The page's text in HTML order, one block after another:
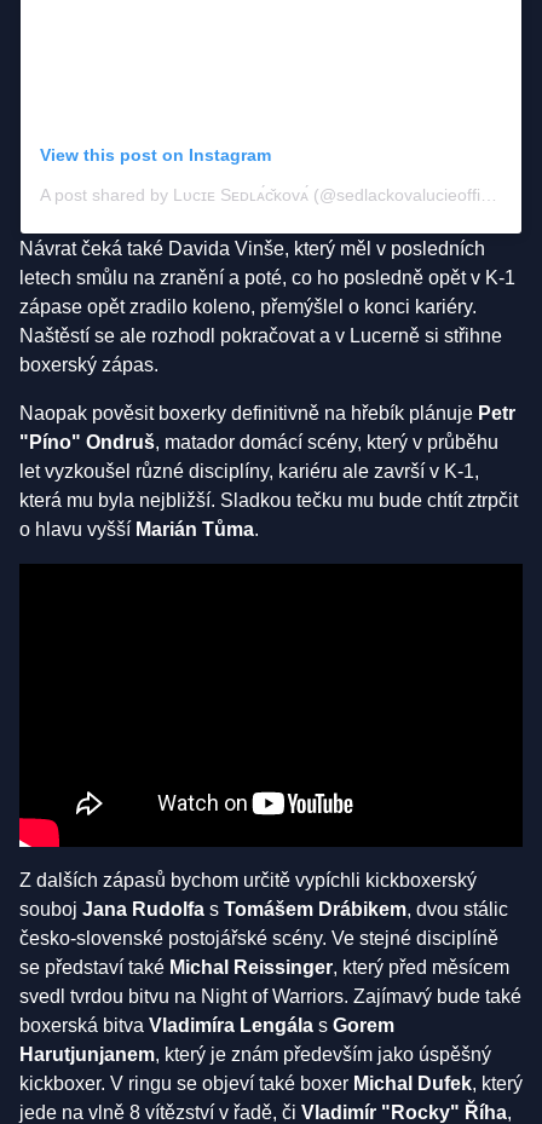
View this post on Instagram
Návrat čeká také Davida Vinše, který měl v posledních
letech smůlu na zranění a poté, co ho posledně opět v K-1
zápase opět zradilo koleno, přemýšlel o konci kariéry.
Naštěstí se ale rozhodl pokračovat a v Lucerně si střihne
boxerský zápas.
Naopak pověsit boxerky definitivně na hřebík plánuje Petr
"Píno" Ondruš, matador domácí scény, který v průběhu
let vyzkoušel různé disciplíny, kariéru ale završí v K-1,
která mu byla nejbližší. Sladkou tečku mu bude chtít ztrpčit
o hlavu vyšší Marián Tůma.
Z dalších zápasů bychom určitě vypíchli kickboxerský
souboj Jana Rudolfa s Tomášem Drábikem, dvou stálic
česko-slovenské postojářské scény. Ve stejné disciplíně
se představí také Michal Reissinger, který před měsícem
svedl tvrdou bitvu na Night of Warriors. Zajímavý bude také
boxerská bitva Vladimíra Lengála s Gorem
Harutjunjanem, který je znám především jako úspěšný
kickboxer. V ringu se objeví také boxer Michal Dufek, který
jede na vlně 8 vítězství v řadě, či Vladimír "Rocky" Říha,